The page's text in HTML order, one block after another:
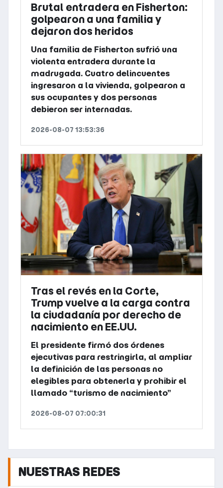
Brutal entradera en Fisherton:
golpearon a una familia y
dejaron dos heridos
Una familia de Fisherton sufrió una
violenta entradera durante la
madrugada. Cuatro delincuentes
ingresaron a la vivienda, golpearon a
sus ocupantes y dos personas
debieron ser internadas.
2026-08-07 13:53:36
Tras el revés en la Corte,
Trump vuelve a la carga contra
la ciudadanía por derecho de
nacimiento en EE.UU.
El presidente firmó dos órdenes
ejecutivas para restringirla, al ampliar
la definición de las personas no
elegibles para obtenerla y prohibir el
llamado “turismo de nacimiento”
2026-08-07 07:00:31
NUESTRAS REDES